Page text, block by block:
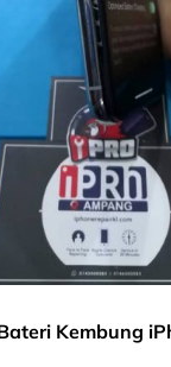
Kembung